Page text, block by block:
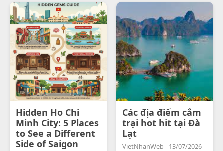
Hidden Ho Chi
Minh City: 5 Places
to See a Different
Side of Saigon
Các địa điểm cắm
trại hot hit tại Đà
Lạt
VietNhanWeb - 13/07/2026